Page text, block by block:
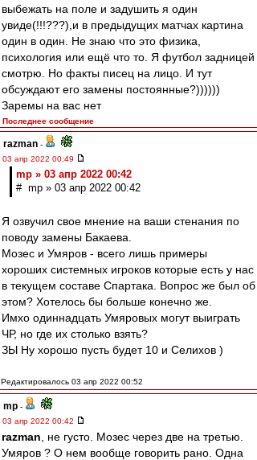
выбежать на поле и задушить я один
увиде(!!!???),и в предыдущих матчах картина
один в один. Не знаю что это физика,
психология или ещё что то. Я футбол задницей
смотрю. Но факты писец на лицо. И тут
обсуждают его замены постоянные?))))))
Заремы на вас нет
Последнее сообщение
razman -
03 апр 2022 00:49
mp » 03 апр 2022 00:42
# mp » 03 апр 2022 00:42
Я озвучил свое мнение на ваши стенания по
поводу замены Бакаева.
Мозес и Умяров - всего лишь примеры
хороших системных игроков которые есть у нас
в текущем составе Спартака. Вопрос же был об
этом? Хотелось бы больше конечно же.
Имхо одиннадцать Умяровых могут выиграть
ЧР, но где их столько взять?
ЗЫ Ну хорошо пусть будет 10 и Селихов )
Редактировалось 03 апр 2022 00:52
mp -
03 апр 2022 00:42
razman , не густо. Мозес через две на третью.
Умяров ? О нем вообще говорить рано. Одна